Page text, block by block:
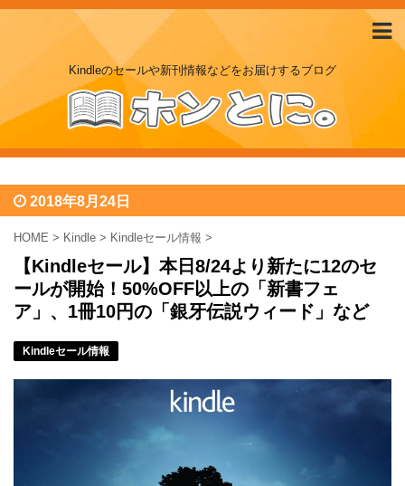
Kindleのセールや新刊情報などをお届けするブログ
2018年8月24日
HOME > Kindle > Kindleセール情報 >
【Kindleセール】本日8/24より新たに12のセ
ールが開始！50%OFF以上の「新書フェ
ア」、1冊10円の「銀牙伝説ウィード」など
Kindleセール情報